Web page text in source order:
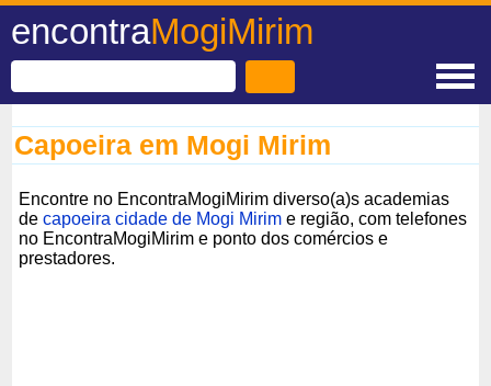
encontraMogiMirim
Capoeira em Mogi Mirim
Encontre no EncontraMogiMirim diverso(a)s academias
decapoeira cidade de Mogi Mirim e região, com telefones
no EncontraMogiMirim e ponto dos comércios e
prestadores.